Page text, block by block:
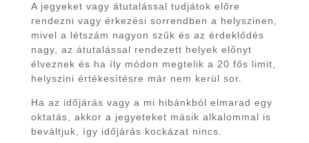
A jegyeket vagy átutalással tudjátok előre
rendezni vagy érkezési sorrendben a helyszinen,
mivel a létszám nagyon szűk és az érdeklődés
nagy, az átutalással rendezett helyek előnyt
élveznek és ha íly módon megtelik a 20 fős limit,
helyszini értékesítésre már nem kerül sor.
Ha az időjárás vagy a mi hibánkból elmarad egy
oktatás, akkor a jegyeteket másik alkalommal is
beváltjuk, így időjárás kockázat nincs.